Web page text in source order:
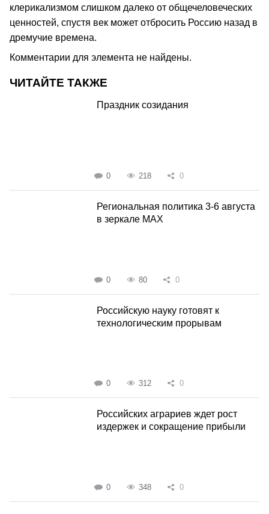
клерикализмом слишком далеко от общечеловеческих
ценностей, спустя век может отбросить Россию назад в
дремучие времена.
Комментарии для элемента не найдены.
ЧИТАЙТЕ ТАКЖЕ
Праздник созидания
0 218 0
Региональная политика 3-6 августа
в зеркале MAX
0 80 0
Российскую науку готовят к
технологическим прорывам
0 312 0
Российских аграриев ждет рост
издержек и сокращение прибыли
0 348 0